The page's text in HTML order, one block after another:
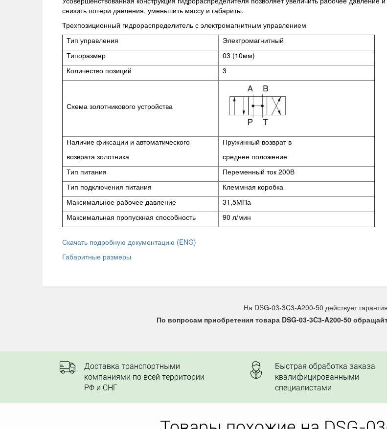
снизить потери давления, уменьшить массу и габариты.
Трехпозиционный гидрораспределитель с электромагнитным управлением
Тип управления
Электромагнитный
Типоразмер
03 (10мм)
Количество позиций
3
Схема золотникового устройства
Наличие фиксации и автоматического
возврата золотника
Пружинный возврат в
среднее положение
Тип питания
Переменный ток 200В
Тип подключения питания
Клеммная коробка
Максимальное рабочее давление
31,5МПа
Максимальная пропускная способность
90 л/мин
Скачать подробную документацию (ENG)
Габаритные размеры
На DSG-03-3C3-A200-50 действует
По вопросам приобретения товара DSG-03-3C3-A200-50
Доставка транспортными
компаниями по всей территории
РФ и СНГ
Быстрая обработка заказа
квалифицированными
специалистами